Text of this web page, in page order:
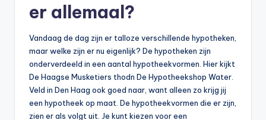
er allemaal?
Vandaag de dag zijn er talloze verschillende hypotheken,
maar welke zijn er nu eigenlijk? De hypotheken zijn
onderverdeeld in een aantal hypotheekvormen. Hier kijkt
De Haagse Musketiers thodn De Hypotheekshop Water.
Veld in Den Haag ook goed naar, want alleen zo krijg jij
een hypotheek op maat. De hypotheekvormen die er zijn,
zien er als volgt uit. Je kunt kiezen voor een